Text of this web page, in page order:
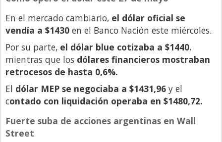
En el mercado cambiario, el dólar oficial se
vendía a $1430 en el Banco Nación este miércoles.
Por su parte, el dólar blue cotizaba a $1440,
mientras que los dólares financieros mostraban
retrocesos de hasta 0,6%.
El dólar MEP se negociaba a $1431,96 y el
contado con liquidación operaba en $1480,72.
Fuerte suba de acciones argentinas en Wall
Street